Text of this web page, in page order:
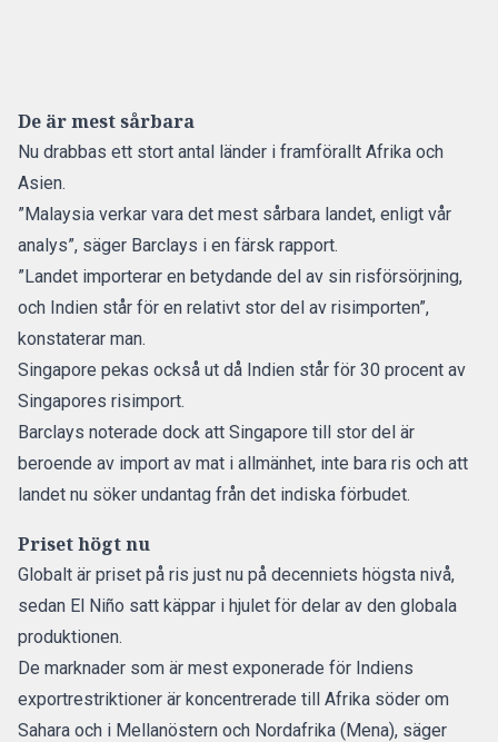
De är mest sårbara
Nu drabbas ett stort antal länder i framförallt Afrika och
Asien.
”Malaysia verkar vara det mest sårbara landet, enligt vår
analys”, säger Barclays i en färsk rapport.
”Landet importerar en betydande del av sin risförsörjning,
och Indien står för en relativt stor del av risimporten”,
konstaterar man.
Singapore pekas också ut då Indien står för 30 procent av
Singapores risimport.
Barclays noterade dock att Singapore till stor del är
beroende av import av mat i allmänhet, inte bara ris och att
landet nu söker undantag från det indiska förbudet.
Priset högt nu
Globalt är priset på ris just nu på decenniets högsta nivå,
sedan El Niño satt käppar i hjulet för delar av den globala
produktionen.
De marknader som är mest exponerade för Indiens
exportrestriktioner är koncentrerade till Afrika söder om
Sahara och i Mellanöstern och Nordafrika (Mena), säger